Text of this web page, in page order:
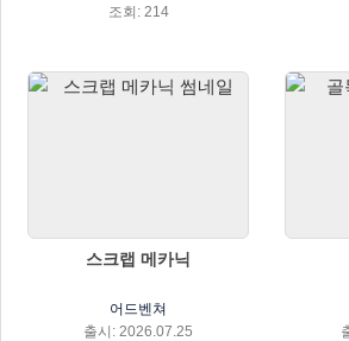
조회: 214
스크랩 메카닉
어드벤쳐
출시: 2026.07.25